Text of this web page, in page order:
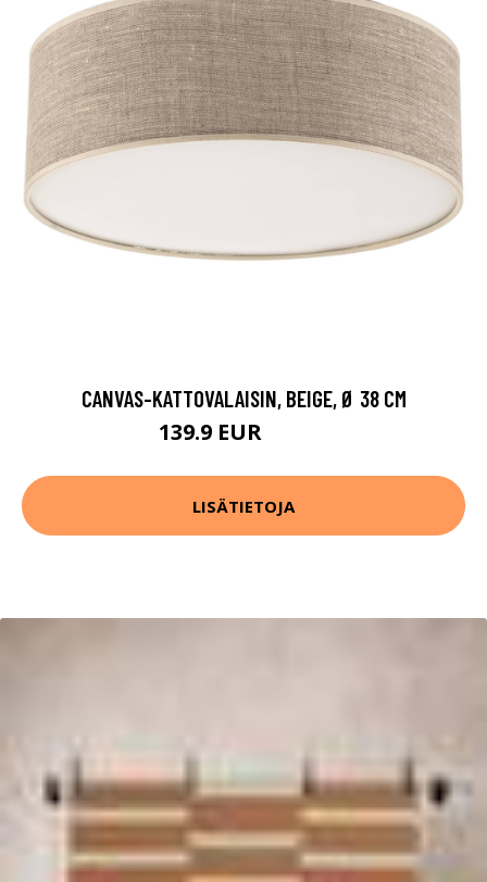
CANVAS-KATTOVALAISIN, BEIGE, Ø 38 CM
139.9 EUR
LISÄTIETOJA